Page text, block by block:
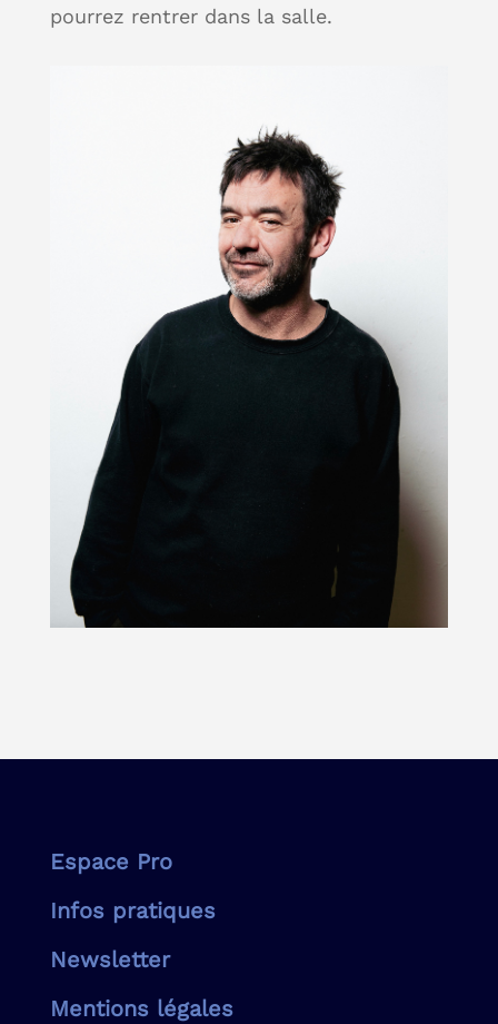
pourrez rentrer dans la salle.
Espace Pro
Infos pratiques
Newsletter
Mentions légales